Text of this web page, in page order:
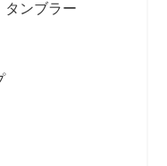
タンブラー